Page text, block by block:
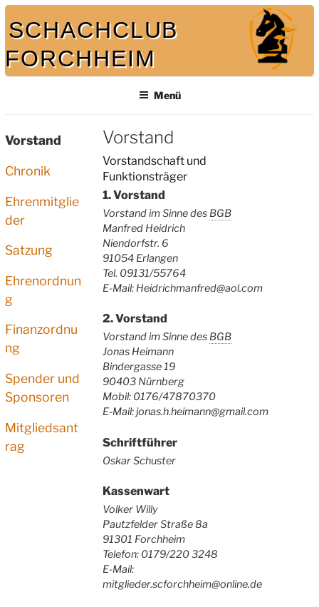
Zum
Inhalt
springen
SCHACHCLUB
FORCHHEIM
Menü
Vorstand
Chronik
Ehrenmitglie
der
Satzung
Ehrenordnun
g
Finanzordnu
ng
Spender und
Sponsoren
Mitgliedsant
rag
Vorstand
Vorstandschaft und
Funktionsträger
1. Vorstand
Vorstand im Sinne des BGB
Manfred Heidrich
Niendorfstr. 6
91054 Erlangen
Tel. 09131/55764
E-Mail: Heidrichmanfred@aol.com
2. Vorstand
Vorstand im Sinne des BGB
Jonas Heimann
Bindergasse 19
90403 Nürnberg
Mobil: 0176/47870370
E-Mail: jonas.h.heimann@gmail.com
Schriftführer
Oskar Schuster
Kassenwart
Volker Willy
Pautzfelder Straße 8a
91301 Forchheim
Telefon: 0179/220 3248
E-Mail:
mitglieder.scforchheim@online.de